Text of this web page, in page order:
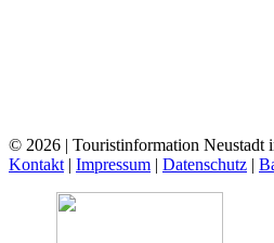
© 2026 | Touristinformation Neustadt
Kontakt| Impressum | Datenschutz |